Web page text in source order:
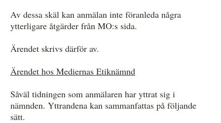
Av dessa skäl kan anmälan inte föranleda några
ytterligare åtgärder från MO:s sida.
Ärendet skrivs därför av.
Ärendet hos Mediernas Etiknämnd
Såväl tidningen som anmälaren har yttrat sig i
nämnden. Yttrandena kan sammanfattas på följande
sätt.